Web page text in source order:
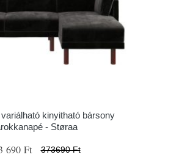
kinyitható bársony
- Støraa
690 Ft 373690 Ft